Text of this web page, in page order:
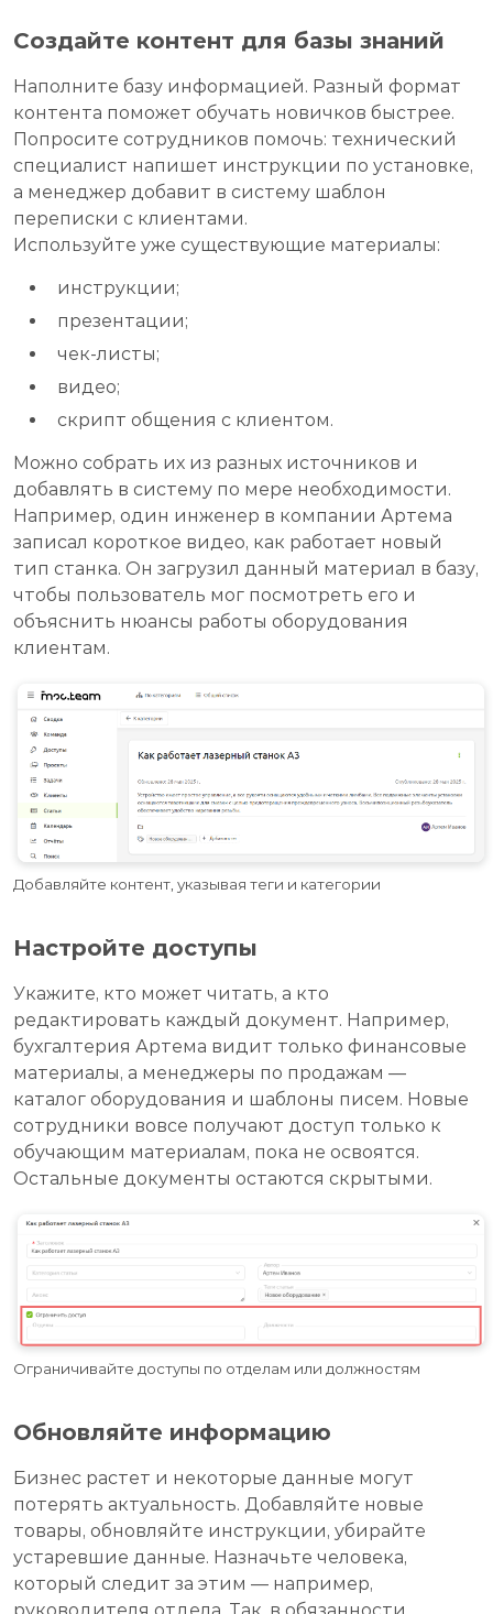
Создайте контент для базы знаний
Наполните базу информацией. Разный формат
контента поможет обучать новичков быстрее.
Попросите сотрудников помочь: технический
специалист напишет инструкции по установке,
а менеджер добавит в систему шаблон
переписки с клиентами.
Используйте уже существующие материалы:
инструкции;
презентации;
чек-листы;
видео;
скрипт общения с клиентом.
Можно собрать их из разных источников и
добавлять в систему по мере необходимости.
Например, один инженер в компании Артема
записал короткое видео, как работает новый
тип станка. Он загрузил данный материал в базу,
чтобы пользователь мог посмотреть его и
объяснить нюансы работы оборудования
клиентам.
Добавляйте контент, указывая теги и категории
Настройте доступы
Укажите, кто может читать, а кто
редактировать каждый документ. Например,
бухгалтерия Артема видит только финансовые
материалы, а менеджеры по продажам —
каталог оборудования и шаблоны писем. Новые
сотрудники вовсе получают доступ только к
обучающим материалам, пока не освоятся.
Остальные документы остаются скрытыми.
Ограничивайте доступы по отделам или должностям
Обновляйте информацию
Бизнес растет и некоторые данные могут
потерять актуальность. Добавляйте новые
товары, обновляйте инструкции, убирайте
устаревшие данные. Назначьте человека,
который следит за этим — например,